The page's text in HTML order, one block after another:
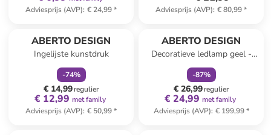
Adviesprijs (AVP): € 24,99* Adviesprijs (AVP): € 80,99*
ABERTO DESIGN
Ingelijste kunstdruk
-74%
€ 14,99regulier
€ 12,99 met family
Adviesprijs (AVP): € 50,99*
ABERTO DESIGN
Decoratieve ledlamp geel -
(L)50 x (B)28 cm
-87%
€ 26,99regulier
€ 24,99 met family
Adviesprijs (AVP): € 199,99*